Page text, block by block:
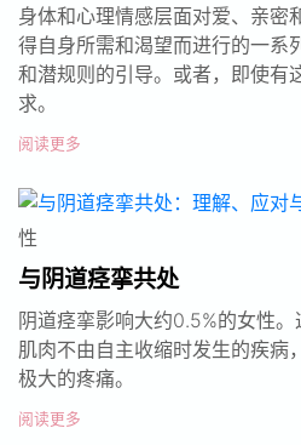
身体和心理情感层面对爱、亲密
得自身所需和渴望而进行的一系
和潜规则的引导。或者，即使有
求。
阅读更多
性
与阴道痉挛共处
阴道痉挛影响大约0.5%的女性
肌肉不由自主收缩时发生的疾病
极大的疼痛。
阅读更多